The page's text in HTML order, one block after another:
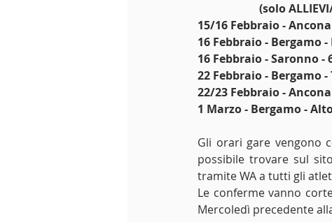
(solo
15/16 Febbraio -
16 Febbraio - Bergamo
16 Febbraio - Saronno -
22 Febbraio - Bergamo -
22/23 Febbraio -
1 Marzo - Bergamo -
Gli orari gare vengono
possibile trovare sul
tramite WA a tutti gli
Le conferme vanno
Mercoledì precedente